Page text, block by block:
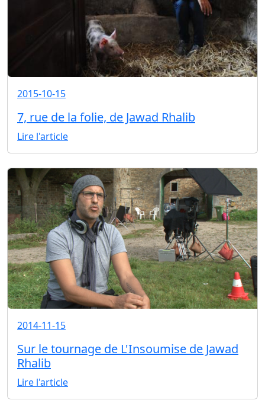
2015-10-15
7, rue de la folie, de Jawad Rhalib
Lire l'article
2014-11-15
Sur le tournage de L'Insoumise de Jawad
Rhalib
Lire l'article